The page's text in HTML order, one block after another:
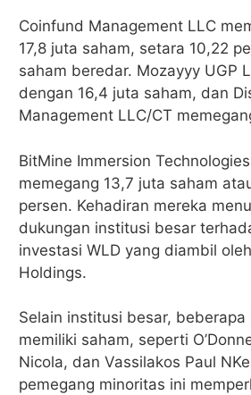
Coinfund Management LLC
17,8 juta saham, setara 10,22
saham beredar. Mozayyy UGP
dengan 16,4 juta saham, dan
Management LLC/CT
BitMine Immersion
memegang 13,7 juta saham
persen. Kehadiran mereka
dukungan institusi besar
investasi WLD yang diambil
Holdings.
Selain institusi besar, beberapa
memiliki saham, seperti
Nicola, dan Vassilakos Paul
pemegang minoritas ini